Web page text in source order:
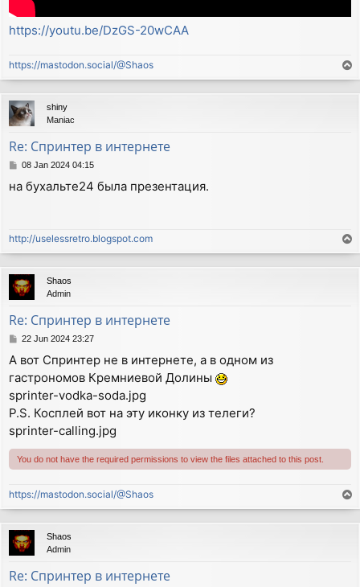
https://youtu.be/DzGS-20wCAA
https://mastodon.social/@Shaos
o
p
shiny
Maniac
Re: Спринтер в интернете
P
s
08 Jan 2024 04:15
на бухальте24 была презентация.
http://uselessretro.blogspot.com
o
p
Shaos
Admin
Re: Спринтер в интернете
P
s
t
22 Jun 2024 23:27
А вот Спринтер не в интернете, а в одном из
гастрономов Кремниевой Долины
sprinter-vodka-soda.jpg
P.S. Косплей вот на эту иконку из телеги?
sprinter-calling.jpg
You do not have the required permissions to view the files attached to this post.
https://mastodon.social/@Shaos
o
p
Shaos
Admin
Re: Спринтер в интернете